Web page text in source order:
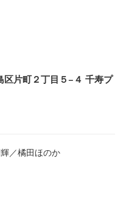
区片町２丁目５−４ 千寿プ
／橘田ほのか